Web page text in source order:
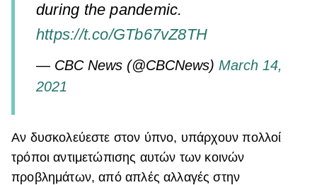
during the pandemic.
https://t.co/GTb67vZ8TH
— CBC News (@CBCNews) March 14,
2021
Aν δυσκολεύεστε στον ύπνο, υπάρχουν πολλοί
τρόποι αντιμετώπισης αυτών των κοινών
προβλημάτων, από απλές αλλαγές στην